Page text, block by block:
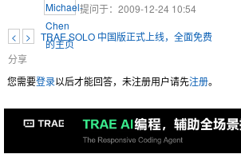
提问于：2009-12-24 10:54
< >
TRAE SOLO 中国版正式上线，全面免费
分享
您需要登录以后才能回答，未注册用户请先注册。